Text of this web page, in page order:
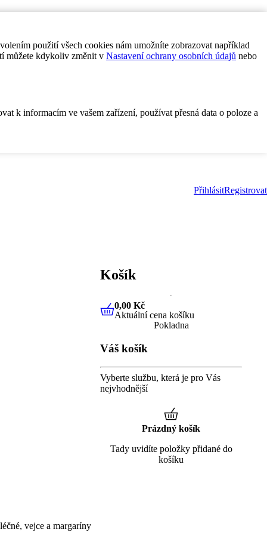
použití všech cookies nám umožníte zobrazovat například
můžete kdykoliv změnit v Nastavení ochrany osobních údajů nebo
k informacím ve vašem zařízení, používat přesná data o poloze a
PřihlásitRegistrovat
vejce a margaríny
Košík
0,00 KčAktuální cena košíku
0,00 Kč
Aktuální cena košíku
Pokladna
Váš košík
Vyberte službu, která je pro Vás
nejvhodnější
Prázdný košík
Tady uvidíte položky přidané do
košíku